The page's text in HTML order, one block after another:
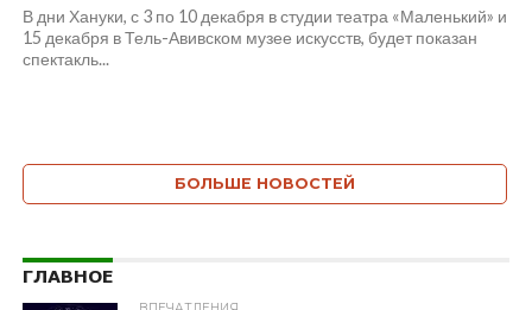
В дни Хануки, с 3 по 10 декабря в студии театра «Маленький» и
15 декабря в Тель-Авивском музее искусств, будет показан
спектакль...
БОЛЬШЕ НОВОСТЕЙ
ГЛАВНОЕ